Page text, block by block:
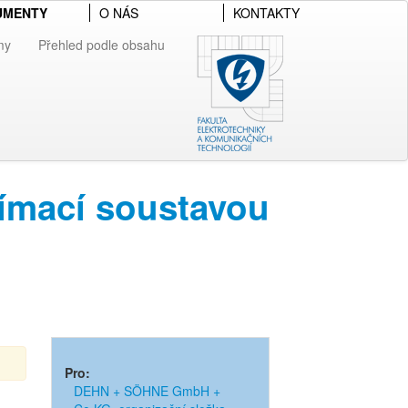
O NÁS KONTAKTY
Přehled podle obsahu
soustavou
Pro:
DEHN + SÖHNE GmbH +